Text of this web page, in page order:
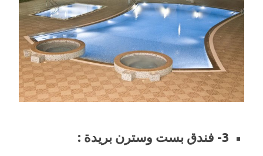
3- فندق بست وسترن بريدة :